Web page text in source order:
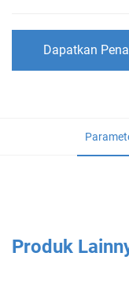
Dapatkan
Produk